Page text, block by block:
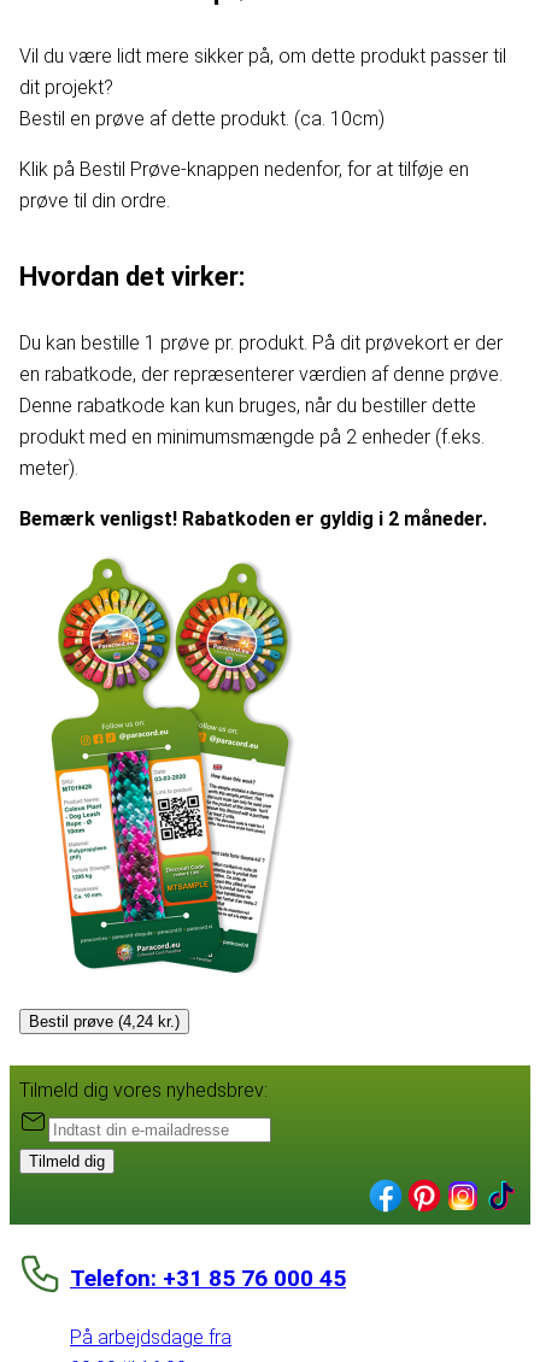
Vil du være lidt mere sikker på, om dette produkt passer til
dit projekt?
Bestil en prøve af dette produkt. (ca. 10cm)
Klik på Bestil Prøve-knappen nedenfor, for at tilføje en
prøve til din ordre.
Hvordan det virker:
Du kan bestille 1 prøve pr. produkt. På dit prøvekort er der
en rabatkode, der repræsenterer værdien af denne prøve.
Denne rabatkode kan kun bruges, når du bestiller dette
produkt med en minimumsmængde på 2 enheder (f.eks.
meter).
Bemærk venligst! Rabatkoden er gyldig i 2 måneder.
Bestil prøve (4,24 kr.)
Tilmeld dig vores nyhedsbrev:
Tilmeld dig
Telefon: +31 85 76 000 45
På arbejdsdage fra